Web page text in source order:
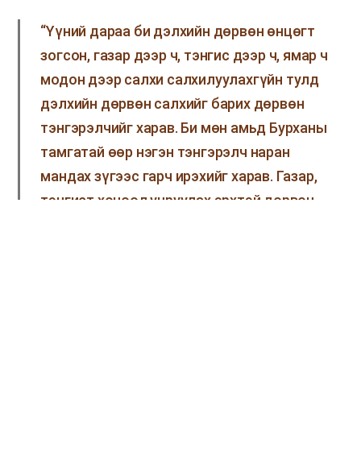
“Үүний дараа би дэлхийн дөрвөн өнцөгт
зогсон, газар дээр ч, тэнгис дээр ч, ямар ч
модон дээр салхи салхилуулахгүйн тулд
дэлхийн дөрвөн салхийг барих дөрвөн
тэнгэрэлчийг харав. Би мөн амьд Бурханы
тамгатай өөр нэгэн тэнгэрэлч наран
мандах зүгээс гарч ирэхийг харав. Газар,
тэнгист хөнөөл учруулах эрхтэй дөрвөн